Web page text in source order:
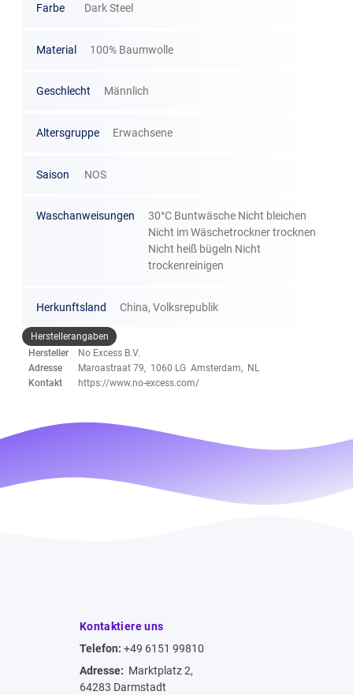
Farbe Dark Steel
Material 100% Baumwolle
Geschlecht Männlich
Altersgruppe Erwachsene
Saison NOS
Waschanweisungen
30°C Buntwäsche Nicht bleichen
Nicht im Wäschetrockner trocknen
Nicht heiß bügeln Nicht
trockenreinigen
Herkunftsland China, Volksrepublik
Herstellerangaben
Hersteller
No Excess B.V.
Adresse
Maroastraat 79, 1060 LG Amsterdam, NL
Kontakt
https://www.no-excess.com/
Kontaktiere uns
Telefon: +49 6151 99810
Adresse: Marktplatz 2,
64283 Darmstadt